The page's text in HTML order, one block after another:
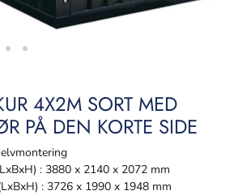
4X2M SORT MED
PÅ DEN KORTE SIDE
: 3880 x 2140 x 2072 mm
: 3726 x 1990 x 1948 mm